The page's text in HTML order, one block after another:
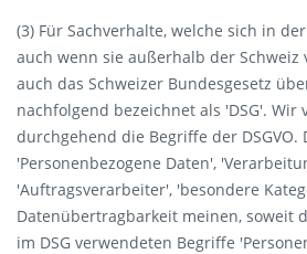
(3) Für Sachverhalte, welche sich in
auch wenn sie außerhalb der
auch das Schweizer Bundesgesetz
nachfolgend bezeichnet als 'DSG'.
durchgehend die Begriffe der DSGVO.
'Personenbezogene Daten',
'Auftragsverarbeiter', 'besondere
Datenübertragbarkeit meinen, soweit
im DSG verwendeten Begriffe